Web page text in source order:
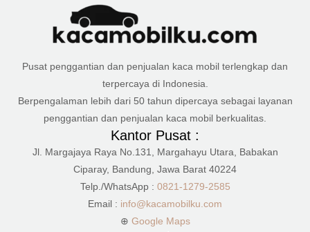
Pusat penggantian dan penjualan kaca mobil terlengkap dan
terpercaya di Indonesia.
Berpengalaman lebih dari 50 tahun dipercaya sebagai layanan
penggantian dan penjualan kaca mobil berkualitas.
Kantor Pusat :
Jl. Margajaya Raya No.131, Margahayu Utara, Babakan
Ciparay, Bandung, Jawa Barat 40224
Telp./WhatsApp : 0821-1279-2585
Email : info@kacamobilku.com
⊕ Google Maps